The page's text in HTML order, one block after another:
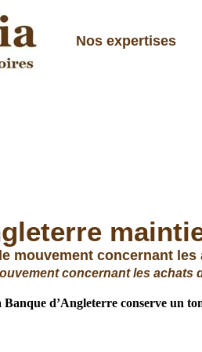
Nos expertises
mouvement concernant les
concernant les achats
Banque d’Angleterre conserve un